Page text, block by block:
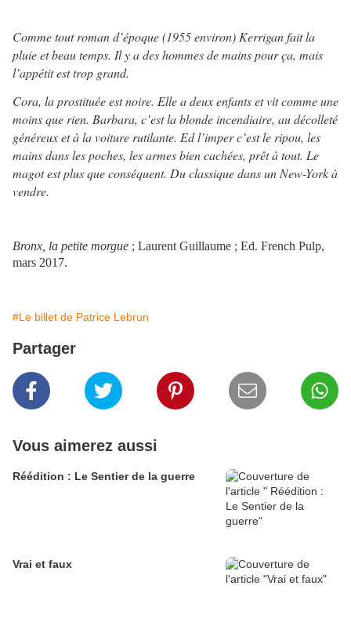
Comme tout roman d’époque (1955 environ) Kerrigan fait la
pluie et beau temps. Il y a des hommes de mains pour ça, mais
l’appétit est trop grand.
Cora, la prostituée est noire. Elle a deux enfants et vit comme une
moins que rien. Barbara, c’est la blonde incendiaire, au décolleté
généreux et à la voiture rutilante. Ed l’imper c’est le ripou, les
mains dans les poches, les armes bien cachées, prêt à tout. Le
magot est plus que conséquent. Du classique dans un New-York à
vendre.
Bronx, la petite morgue ; Laurent Guillaume ; Ed. French Pulp,
mars 2017.
#Le billet de Patrice Lebrun
Partager
Vous aimerez aussi
Réédition : Le Sentier de la guerre
Vrai et faux